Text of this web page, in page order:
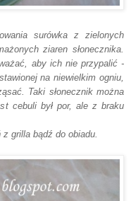
surówka z zielonych
ziaren słonecznika.
aby ich nie przypalić -
na niewielkim ogniu,
Taki słonecznik można
cebuli był por, ale z braku
grilla bądź do obiadu.